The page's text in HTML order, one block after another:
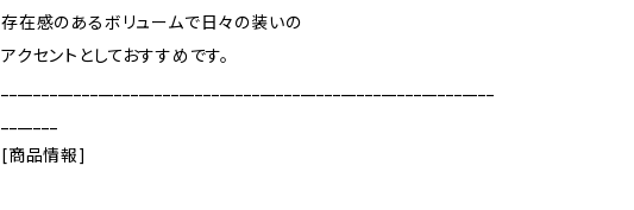
存在感のあるボリュームで日々の装いの
アクセントとしておすすめです。
[商品情報]